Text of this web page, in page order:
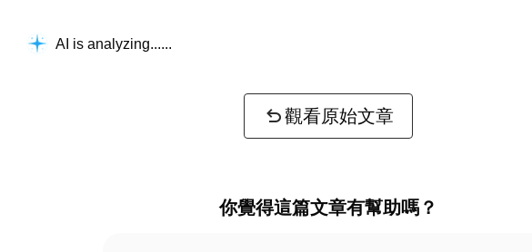
AI is analyzing...
觀看原始文章
你覺得這篇文章有幫助嗎？